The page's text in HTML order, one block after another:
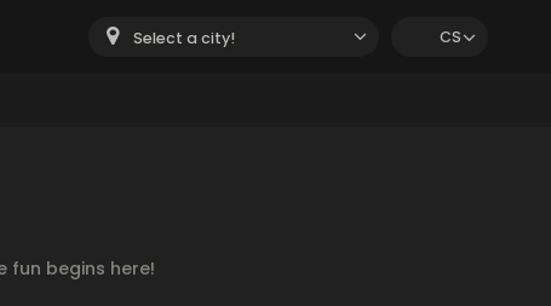
Select a city! CS
fun begins here!